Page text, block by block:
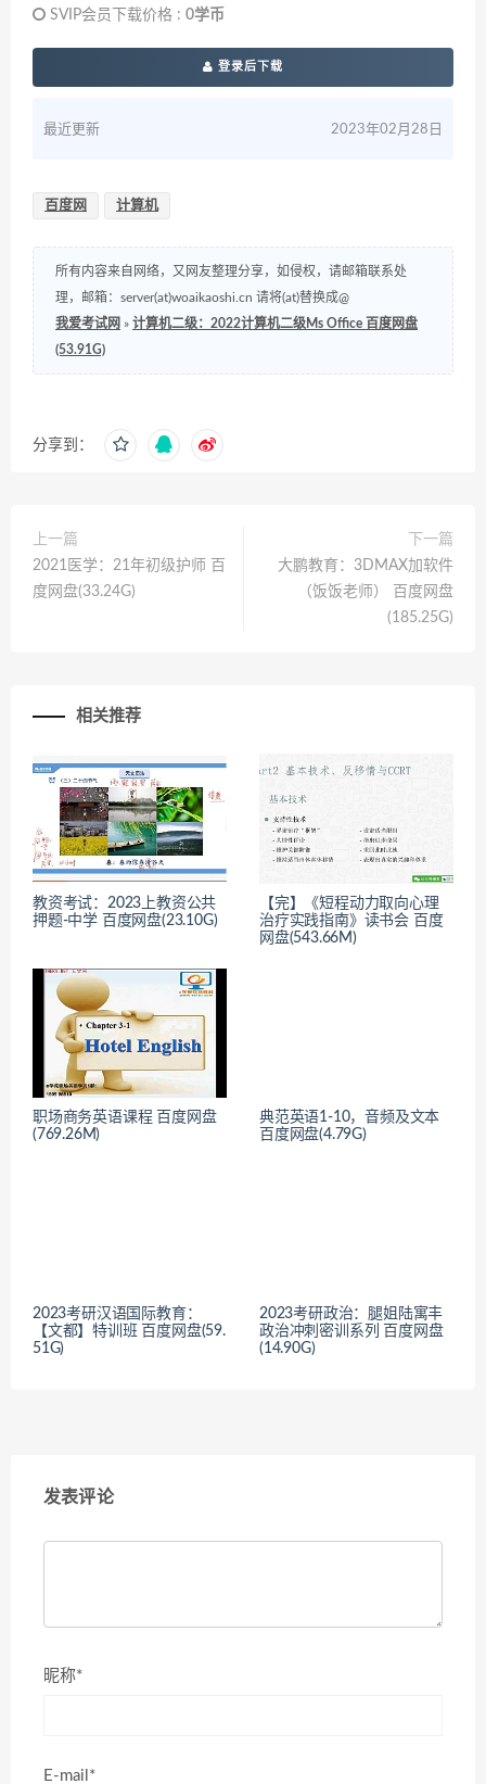
SVIP会员下载价格 : 0学币
登录后下载
最近更新 2023年02月28日
百度网 计算机
所有内容来自网络，又网友整理分享，如侵权，请邮箱联系处
理，邮箱：server(at)woaikaoshi.cn 请将(at)替换成@
我爱考试网 » 计算机二级：2022计算机二级Ms Office 百度网盘
(53.91G)
分享到：
上一篇
2021医学：21年初级护师 百
度网盘(33.24G)
下一篇
大鹏教育：3DMAX加软件
（饭饭老师） 百度网盘
(185.25G)
相关推荐
教资考试：2023上教资公共
押题-中学 百度网盘(23.10G)
【完】《短程动力取向心理
治疗实践指南》读书会 百度
网盘(543.66M)
职场商务英语课程 百度网盘
(769.26M)
典范英语1-10，音频及文本
百度网盘(4.79G)
2023考研汉语国际教育：
【文都】特训班 百度网盘(59.
51G)
2023考研政治：腿姐陆寓丰
政治冲刺密训系列 百度网盘
(14.90G)
发表评论
昵称*
E-mail*